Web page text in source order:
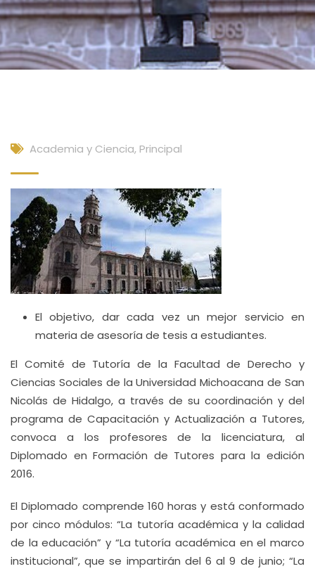
Academia y Ciencia, Principal
El objetivo, dar cada vez un mejor servicio en
materia de asesoría de tesis a estudiantes.
El Comité de Tutoría de la Facultad de Derecho y
Ciencias Sociales de la Universidad Michoacana de San
Nicolás de Hidalgo, a través de su coordinación y del
programa de Capacitación y Actualización a Tutores,
convoca a los profesores de la licenciatura, al
Diplomado en Formación de Tutores para la edición
2016.
El Diplomado comprende 160 horas y está conformado
por cinco módulos: “La tutoría académica y la calidad
de la educación” y “La tutoría académica en el marco
institucional”, que se impartirán del 6 al 9 de junio; “La